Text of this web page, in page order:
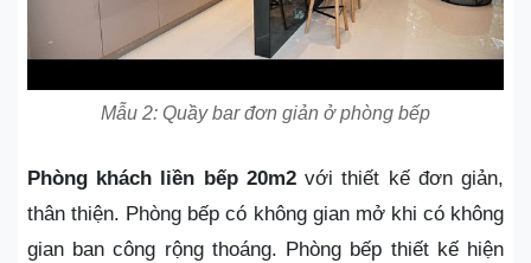
Mẫu 2: Quầy bar đơn giản ở phòng bếp
Phòng khách liền bếp 20m2với thiết kế đơn giản,
thân thiện. Phòng bếp có không gian mở khi có không
gian ban công rộng thoáng. Phòng bếp thiết kế hiện